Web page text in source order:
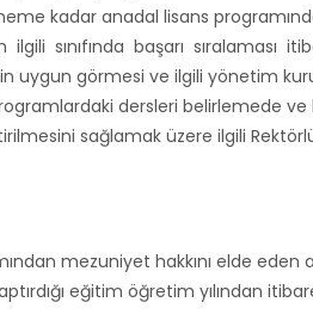
kadar anadal lisans
ilgili sınıfında başarı sıralaması
uygun görmesi ve ilgili yönetim
dersleri belirlemede
sağlamak üzere ilgili
mezuniyet hakkını elde
eğitim öğretim yılından